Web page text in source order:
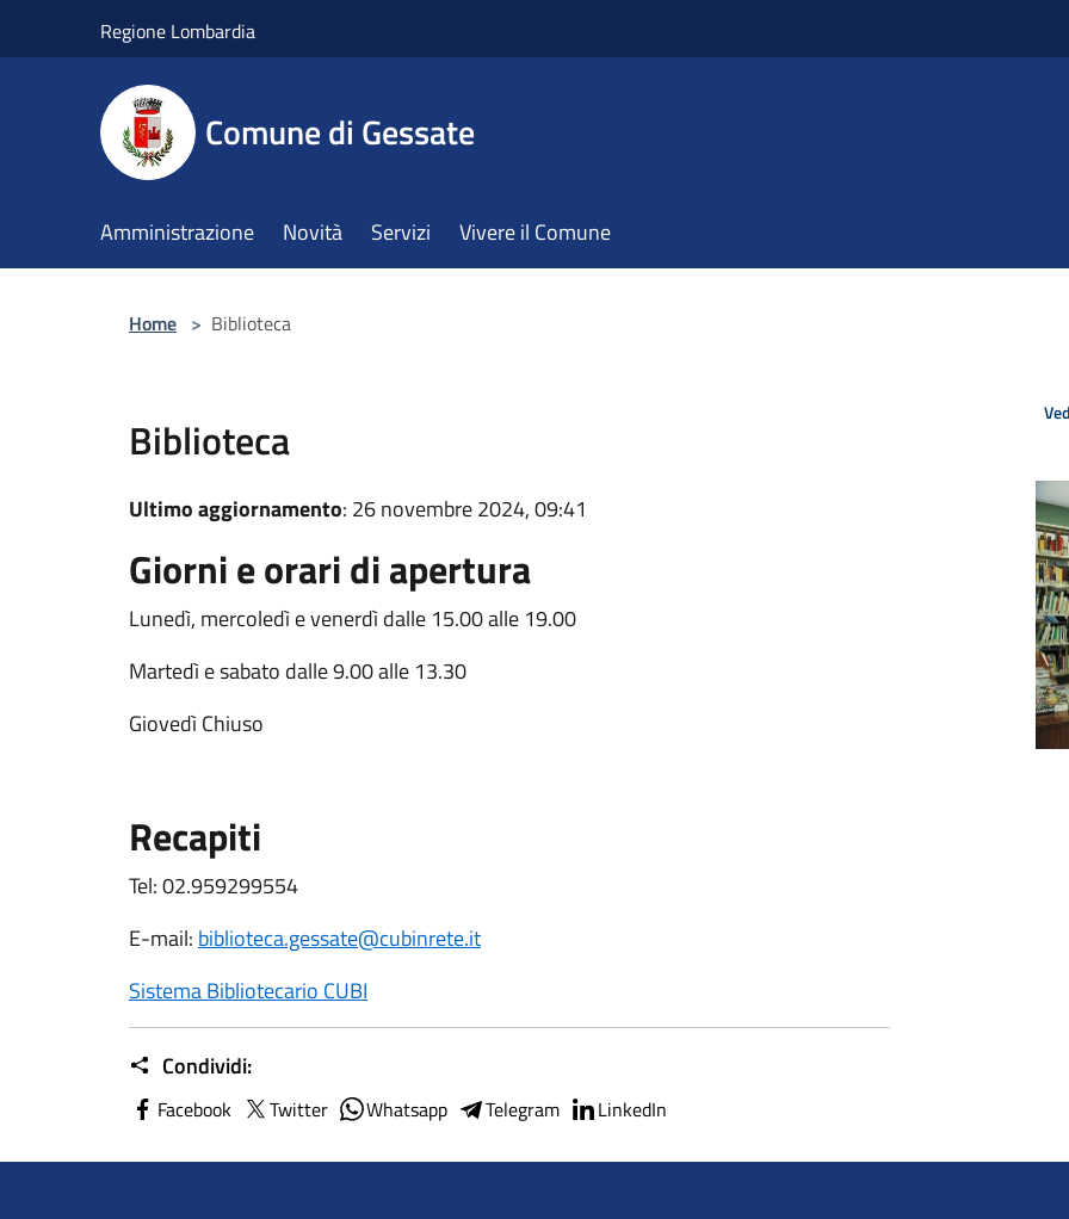
Regione Lombardia
Comune di Gessate
Amministrazione Novità Servizi Vivere il Comune
Home > Biblioteca
Biblioteca
Ultimo aggiornamento: 26 novembre 2024, 09:41
Giorni e orari di apertura
Lunedì, mercoledì e venerdì dalle 15.00 alle 19.00
Martedì e sabato dalle 9.00 alle 13.30
Giovedì Chiuso
Recapiti
Tel: 02.959299554
E-mail: biblioteca.gessate@cubinrete.it
Sistema Bibliotecario CUBI
Condividi:
Facebook Twitter Whatsapp Telegram LinkedIn